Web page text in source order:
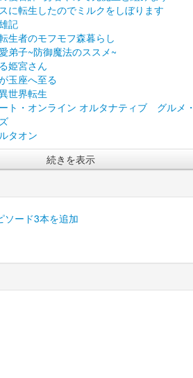
に転生したのでミルクをしぼります
記
生者のモフモフ森暮らし
弟子~防御魔法のススメ~
姫宮さん
玉座へ至る
世界転生
ト・オンライン オルタナティブ グルメ・
タオン
続きを表示
ソード3本を追加